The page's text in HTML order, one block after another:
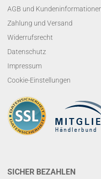
AGB und
Zahlung und Versand
Widerrufsrecht
Datenschutz
Impressum
Cookie-Einstellungen
SICHER BEZAHLEN